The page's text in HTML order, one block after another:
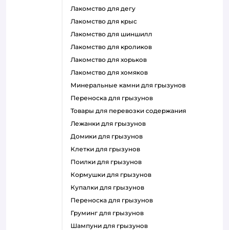
лакомство для дегу
лакомство для крыс
лакомство для шиншилл
лакомство для кроликов
лакомство для хорьков
лакомство для хомяков
минеральные камни для грызунов
переноска для грызунов
товары для перевозки содержания
лежанки для грызунов
домики для грызунов
клетки для грызунов
поилки для грызунов
кормушки для грызунов
купалки для грызунов
переноска для грызунов
груминг для грызунов
шампуни для грызунов